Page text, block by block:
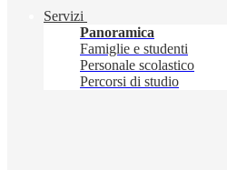
Servizi
Panoramica
Famiglie e studenti
Personale scolastico
Percorsi di studio